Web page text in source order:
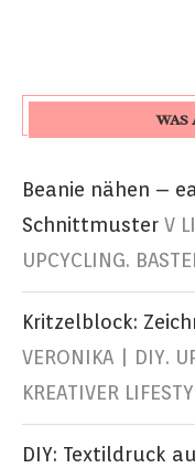
WAS
Beanie nähen –
Schnittmuster V
UPCYCLING.
Kritzelblock:
VERONIKA | DIY.
KREATIVER
DIY: Textildruck